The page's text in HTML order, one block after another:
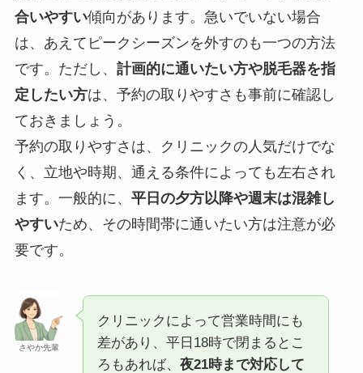
合いやすい傾向があります。急いでいない場合
は、あえてピークシーズンを外すのも一つの方法
です。ただし、 計画的に通いたい方や脱毛器を指
定したい方は、予約の取りやすさも事前に確認し
ておきましょう。
予約の取りやすさは、クリニックの人気だけでな
く、立地や時期、通える条件によっても左右され
ます。一般的に、 平日の夕方以降や週末は混雑し
やすいため、その時間帯に通いたい方は注意が必
要です。
さやか先輩
クリニックによって営業時間にも
差があり、平日18時で閉まるとこ
ろもあれば、 夜21時まで対応して